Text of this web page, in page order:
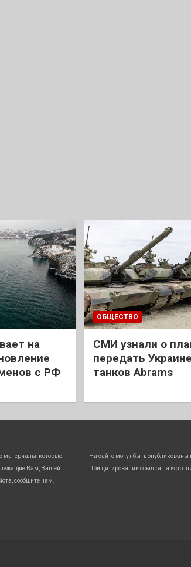
на
с РФ
ОБЩЕСТВО
СМИ узнали о
передать
танков Abrams
материалы, которые
Вам, Вашей
сообщите нам.
На сайте могут быть
При цитировании ссылка на